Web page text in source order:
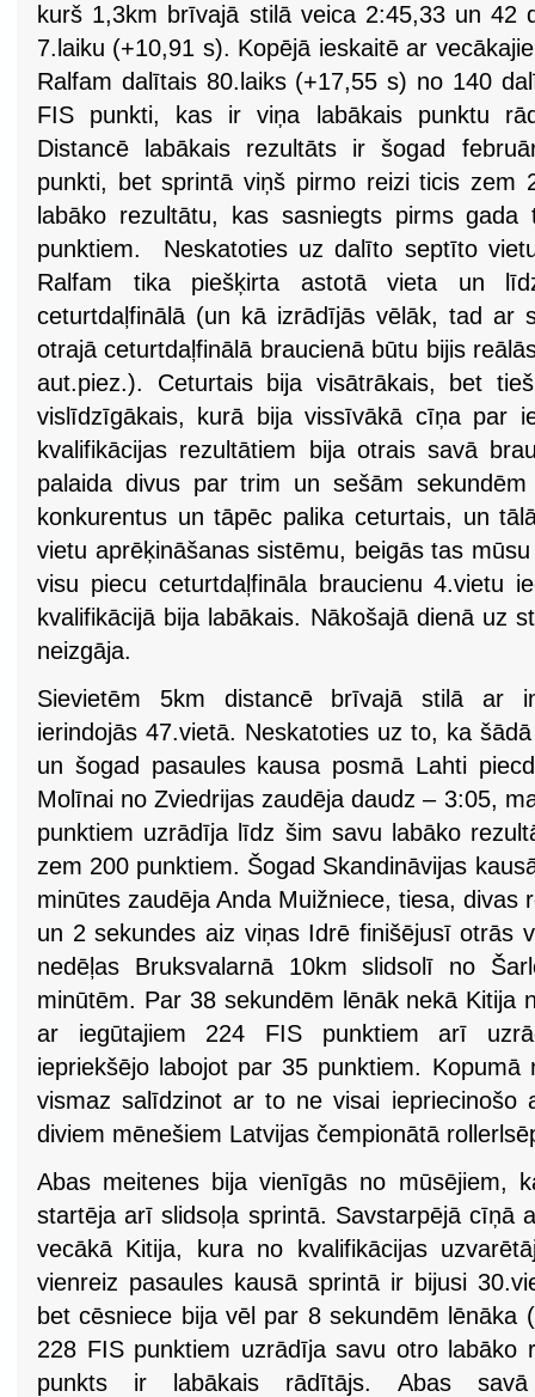
kurš 1,3km brīvajā stilā veica 2:45,33 un 42
7.laiku (+10,91 s). Kopējā ieskaitē ar
Ralfam dalītais 80.laiks (+17,55 s) no 140
FIS punkti, kas ir viņa labākais punktu
Distancē labākais rezultāts ir šogad
punkti, bet sprintā viņš pirmo reizi ticis zem
labāko rezultātu, kas sasniegts pirms
punktiem. Neskatoties uz dalīto septīto
Ralfam tika piešķirta astotā vieta un
ceturtdaļfinālā (un kā izrādījās vēlāk, tad ar
otrajā ceturtdaļfinālā braucienā būtu bijis
aut.piez.). Ceturtais bija visātrākais, bet
vislīdzīgākais, kurā bija vissīvākā cīņa par
kvalifikācijas rezultātiem bija otrais savā
palaida divus par trim un sešām sekundēm
konkurentus un tāpēc palika ceturtais, un
vietu aprēķināšanas sistēmu, beigās tas
visu piecu ceturtdaļfināla braucienu 4.vietu
kvalifikācijā bija labākais. Nākošajā dienā uz
neizgāja.
Sievietēm 5km distancē brīvajā stilā ar
ierindojās 47.vietā. Neskatoties uz to, ka
un šogad pasaules kausa posmā Lahti
Molīnai no Zviedrijas zaudēja daudz – 3:05,
punktiem uzrādīja līdz šim savu labāko
zem 200 punktiem. Šogad Skandināvijas
minūtes zaudēja Anda Muižniece, tiesa, divas
un 2 sekundes aiz viņas Idrē finišējusī otrās
nedēļas Bruksvalarnā 10km slidsolī no
minūtēm. Par 38 sekundēm lēnāk nekā Kitija
ar iegūtajiem 224 FIS punktiem arī
iepriekšējo labojot par 35 punktiem.
vismaz salīdzinot ar to ne visai iepriecinošo
diviem mēnešiem Latvijas čempionātā
Abas meitenes bija vienīgās no mūsējiem,
startēja arī slidsoļa sprintā. Savstarpējā cīņā
vecākā Kitija, kura no kvalifikācijas
vienreiz pasaules kausā sprintā ir bijusi
bet cēsniece bija vēl par 8 sekundēm lēnāka
228 FIS punktiem uzrādīja savu otro labāko
punkts ir labākais rādītājs. Abas